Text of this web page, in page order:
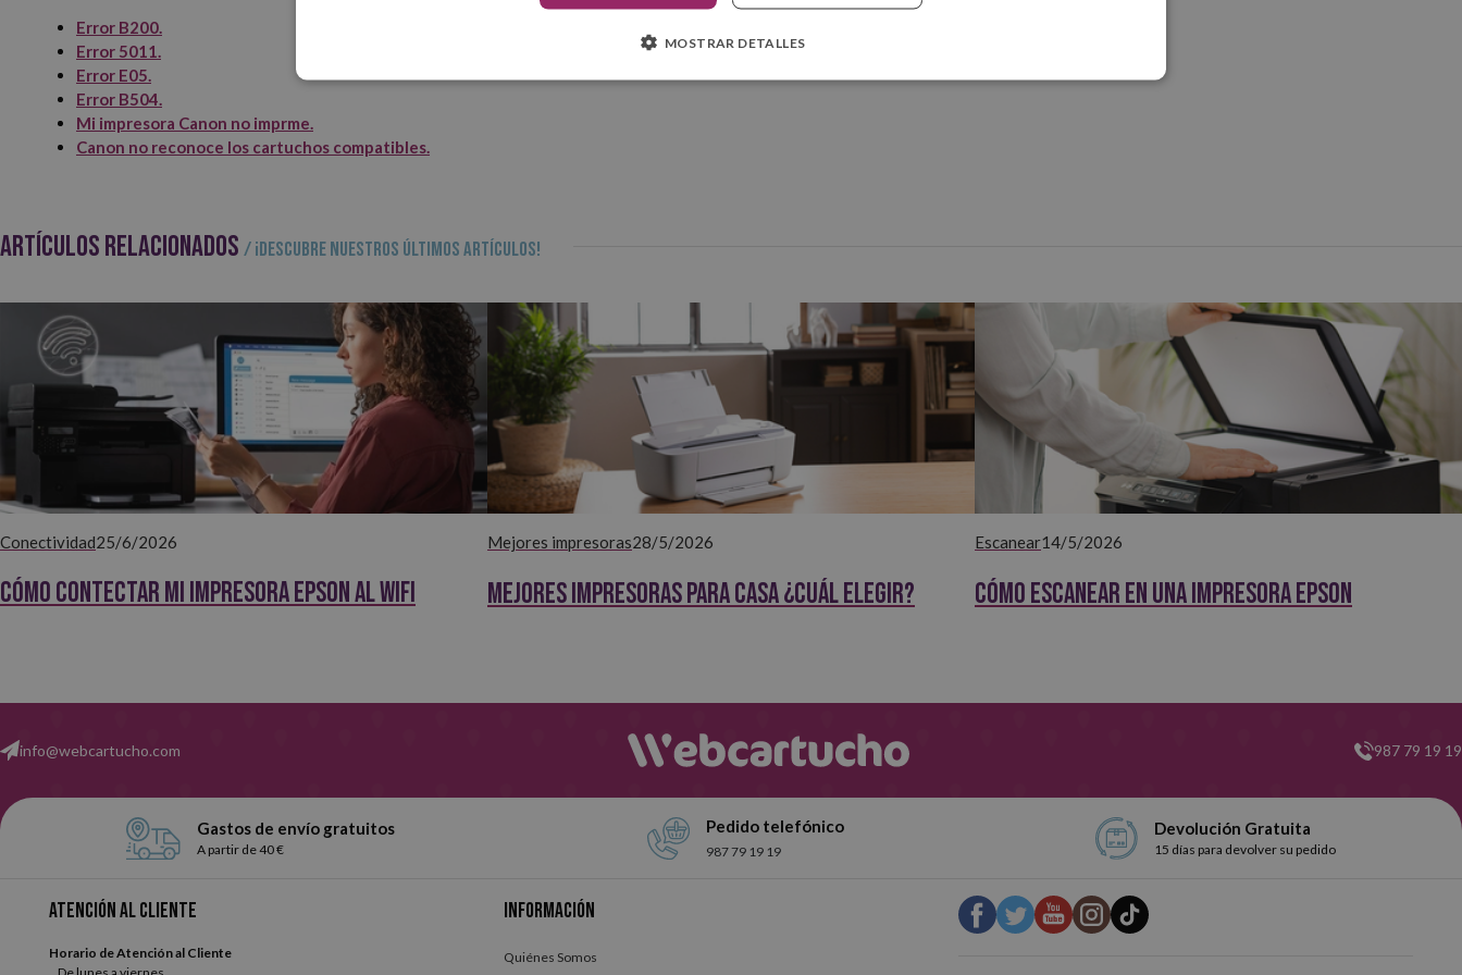
Error B200.
Error 5011.
Error E05.
Error B504.
Mi impresora Canon no imprme.
Canon no reconoce los cartuchos compatibles.
ARTÍCULOS RELACIONADOS / ¡Descubre nuestros últimos artículos!
Conectividad25/6/2026
Cómo contectar mi impresora EPSON al WiFi
Mejores impresoras28/5/2026
Mejores impresoras para casa ¿Cuál elegir?
Escanear14/5/2026
Cómo escanear en una impresora Epson
info@webcartucho.com 987 79 19 19
Gastos de envío gratuitos
A partir de 40 €
Pedido telefónico
987 79 19 19
Devolución Gratuita
15 días para devolver su pedido
Atención al cliente
Horario de Atención al Cliente
Información
Quiénes Somos
MOSTRAR DETALLES